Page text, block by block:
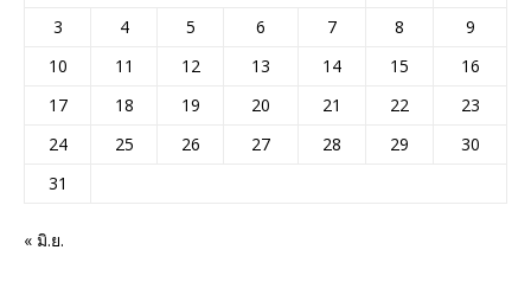
3
4 5 6 7 8
9
10
11 12 13 14 15
16
17
18 19 20 21 22
23
24
25 26 27 28 29
30
31
« มิ.ย.